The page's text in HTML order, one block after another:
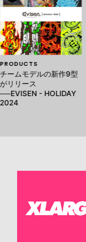
PRODUCTS
チームモデルの新作9型
がリリース
──EVISEN - HOLIDAY
2024